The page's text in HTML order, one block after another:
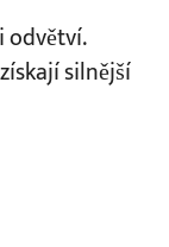
odvětví.
silnější